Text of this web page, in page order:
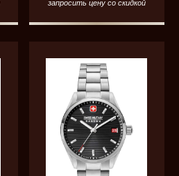
запросить цену со скидкой